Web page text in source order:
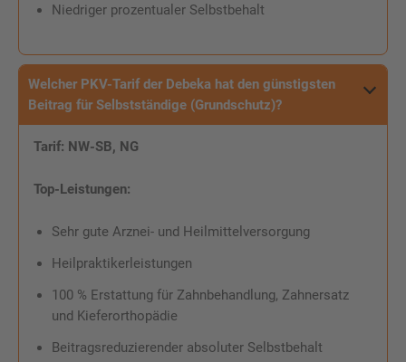
Niedriger prozentualer Selbstbehalt
Welcher PKV-Tarif der Debeka hat den günstigsten
Beitrag für Selbstständige (Grundschutz)?
Tarif: NW-SB, NG
Top-Leistungen:
Sehr gute Arznei- und Heilmittelversorgung
Heilpraktikerleistungen
100 % Erstattung für Zahnbehandlung, Zahnersatz
und Kieferorthopädie
Beitragsreduzierender absoluter Selbstbehalt